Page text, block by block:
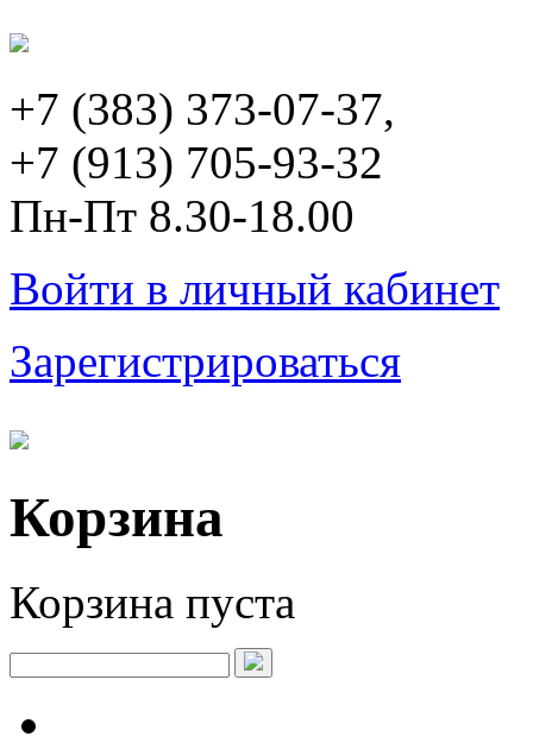
+7 (383) 373-07-37,
+7 (913) 705-93-32
Пн-Пт 8.30-18.00
Войти в личный кабинет
Зарегистрироваться
Корзина
Корзина пуста